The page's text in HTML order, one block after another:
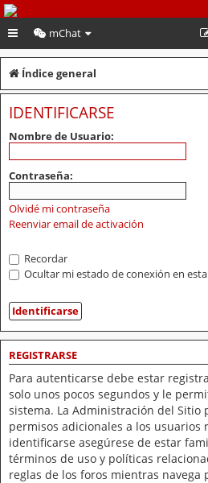
PeruVoley.com
mChat
Índice general
IDENTIFICARSE
Nombre de Usuario:
Contraseña:
Olvidé mi contraseña
Reenviar email de activación
Recordar
Ocultar mi estado de conexión en
REGISTRARSE
Para autenticarse debe estar
solo unos pocos segundos y le
sistema. La Administración del Sitio
permisos adicionales a los usuarios
identificarse asegúrese de estar
términos de uso y políticas
reglas de los foros mientras navega